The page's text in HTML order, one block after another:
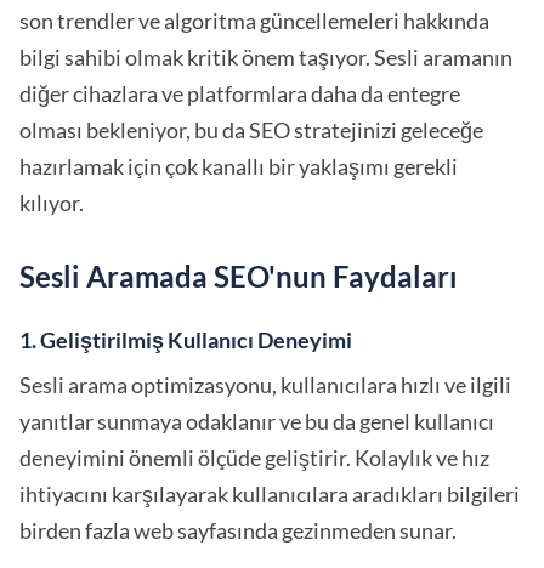
son trendler ve algoritma güncellemeleri hakkında
bilgi sahibi olmak kritik önem taşıyor. Sesli aramanın
diğer cihazlara ve platformlara daha da entegre
olması bekleniyor, bu da SEO stratejinizi geleceğe
hazırlamak için çok kanallı bir yaklaşımı gerekli
kılıyor.
Sesli Aramada SEO'nun Faydaları
1. Geliştirilmiş Kullanıcı Deneyimi
Sesli arama optimizasyonu, kullanıcılara hızlı ve ilgili
yanıtlar sunmaya odaklanır ve bu da genel kullanıcı
deneyimini önemli ölçüde geliştirir. Kolaylık ve hız
ihtiyacını karşılayarak kullanıcılara aradıkları bilgileri
birden fazla web sayfasında gezinmeden sunar.